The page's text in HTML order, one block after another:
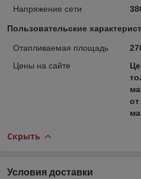
Напряжение сети
Пользовательские
Отапливаемая площадь
Цены на сайте
Скрыть
Условия доставки